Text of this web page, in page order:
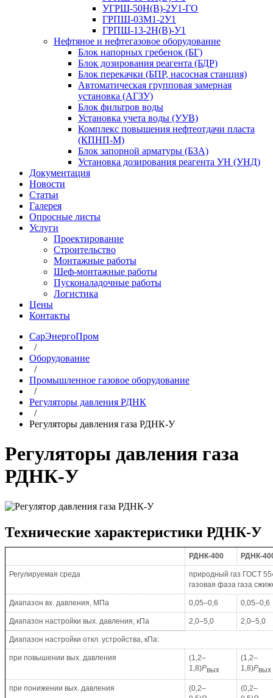
УГРШ-50Н(В)-2У1-ГО
ГРПШ-03М1-2У1
ГРПШ-13-2Н(В)-У1
Нефтяное и нефтегазовое оборудование
Блок напорных гребенок (БГ)
Блок дозирования реагента (БДР)
Блок перекачки (БПР, насосная станция)
Автоматическая групповая замерная
установка (АГЗУ)
Блок фильтров воды
Установка учета воды (УУВ)
Комплекс повышения нефтеотдачи пласта
(КПНП-М)
Блок запорной арматуры (БЗА)
Установка дозирования реагента УН (УНД)
Документация
Новости
Статьи
Галерея
Опросные листы
Услуги
Проектирование
Строительство
Монтажные работы
Шеф-монтажные работы
Пусконаладочные работы
Логистика
Цены
Контакты
СарЭнергоПром
/
Оборудование
/
Промышленное газовое оборудование
/
Регуляторы давления РДНК
/
Регуляторы давления газа РДНК-У
Регуляторы давления газа
РДНК-У
Технические характеристики РДНК-У
РДНК-400 РДНК-
Регулируемая среда природный газ ГОСТ
газовая фаза газа
Диапазон вх. давления, МПа 0,05–0,6 0,05–0,6
Диапазон настройки вых. давления, кПа 2,0–5,0 2,0–5,0
Диапазон настройки откл. устройства, кПа:
при повышении вых. давления
(1,2–
1,8)Рвых
(1,2–
1,8)Рвых
при понижении вых. давления
(0,2–
(0,2–